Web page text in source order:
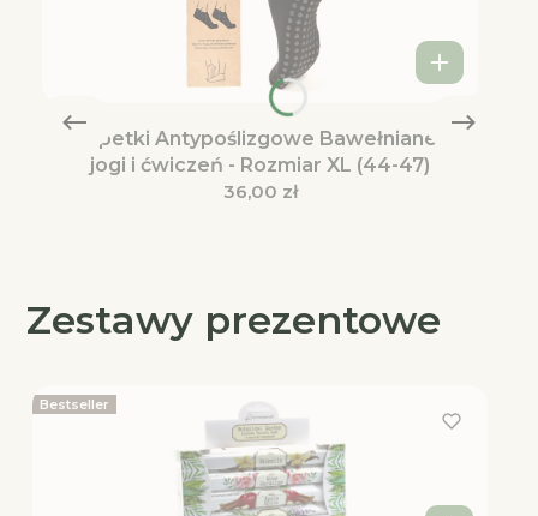
Skarpetki Antypoślizgowe Bawełniane do
jogi i ćwiczeń - Rozmiar XL (44-47)
Cena
36,00 zł
Zestawy prezentowe
Bestseller